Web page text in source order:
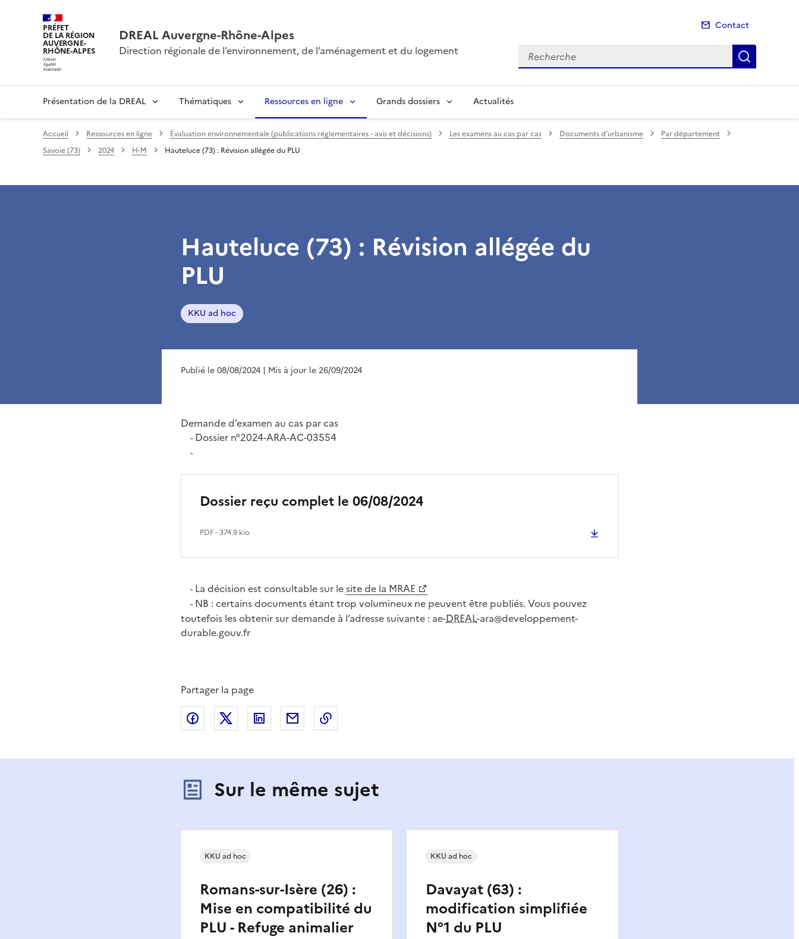
PRÉFET
DE LA RÉGION
AUVERGNE-
RHÔNE-ALPES
DREAL Auvergne-Rhône-Alpes
Direction régionale de l’environnement, de l’aménagement et du logement
Contact
Recherche
Présentation de la DREAL Thématiques Ressources en ligne Grands dossiers Actualités
Accueil Ressources en ligne Évaluation environnementale (publications réglementaires - avis et décisions) Les examens au cas par cas Documents d’urbanisme
Par département
Savoie (73)
2024 H-M Hauteluce (73) : Révision allégée du PLU
Hauteluce (73) : Révision allégée du
PLU
KKU ad hoc
Publié le 08/08/2024 | Mis à jour le 26/09/2024
Demande d’examen au cas par cas
-Dossier n°2024-ARA-AC-03554
-
Dossier reçu complet le 06/08/2024
PDF- 374.9 kio
-La décision est consultable sur lesite de la MRAE
-NB : certains documents étant trop volumineux ne peuvent être publiés. Vous pouvez
toutefois les obtenir sur demande à l’adresse suivante : ae-DREAL-ara@developpement-
durable.gouv.fr
Partager la page
Partager sur Facebook
Partager sur XPartager sur LinkedIn
Partager par email
Sur le même sujet
Romans-sur-Isère (26) :
Mise en compatibilité du
PLU - Refuge animalier
KKU ad hoc
Davayat (63) :
modification simplifiée
N°1 du PLU
KKU ad hoc